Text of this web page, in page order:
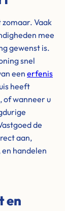
Vaak
mee
gewenst is.
snel
een erfenis
heeft
of wanneer u
de
aan,
handelen
en